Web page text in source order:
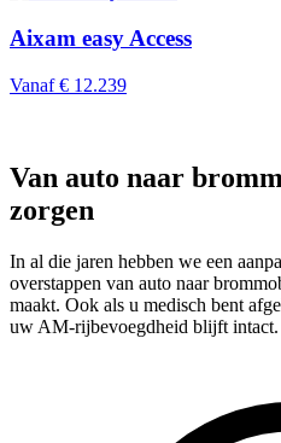
Aixam easy Access
Vanaf € 12.239
Van auto naar
zorgen
In al die jaren hebben we een
overstappen van auto naar
maakt. Ook als u medisch bent
uw AM-rijbevoegdheid blijft intact.